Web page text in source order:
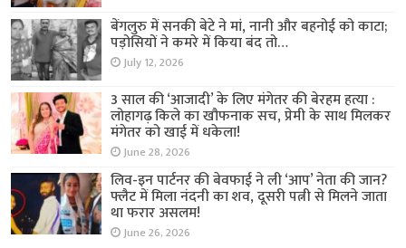
बेंगलुरु में सनकी बेटे ने मां, नानी और बहनोई को काटा;
पड़ोसियों ने कमरे में किया बंद तो…
July 12, 2026
3 साल की ‘आजादी’ के लिए मंगेतर की बेरहम हत्या :
लोहागढ़ किले का खौफनाक सच, प्रेमी के साथ मिलकर
मंगेतर को खाई में धकेला!
June 28, 2026
लिव-इन पार्टनर की बेवफाई ने ली ‘आप’ नेता की जान?
फ्लैट में मिला नंदनी का शव, दूसरी पत्नी से मिलने जाता
था फरार असलम!
June 26, 2026